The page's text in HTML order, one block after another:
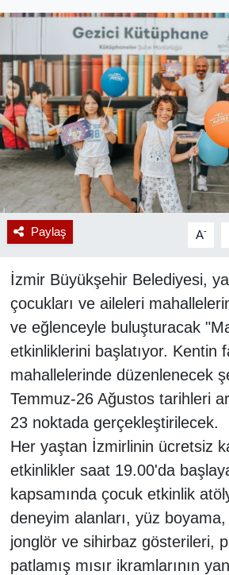
Paylaş A-
İzmir Büyükşehir Belediyesi,
çocukları ve aileleri
ve eğlenceyle buluşturacak
etkinliklerini başlatıyor. Kentin
mahallelerinde düzenlenecek
Temmuz-26 Ağustos tarihleri
23 noktada gerçekleştirilecek.
Her yaştan İzmirlinin ücretsiz
etkinlikler saat 19.00'da
kapsamında çocuk etkinlik
deneyim alanları, yüz
jonglör ve sihirbaz gösterileri,
patlamış mısır ikramlarının